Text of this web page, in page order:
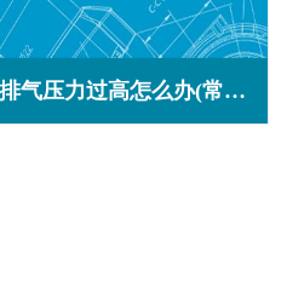
阿特拉斯空压机输出排气压力过高怎么办(常见原因与解决方法)